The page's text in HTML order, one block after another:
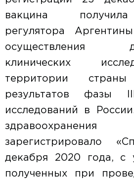
вакцина
регулятора
осуществления
клинических
территории
результатов фазы
исследований в
зарегистрировало
декабря 2020 года, с
полученных при